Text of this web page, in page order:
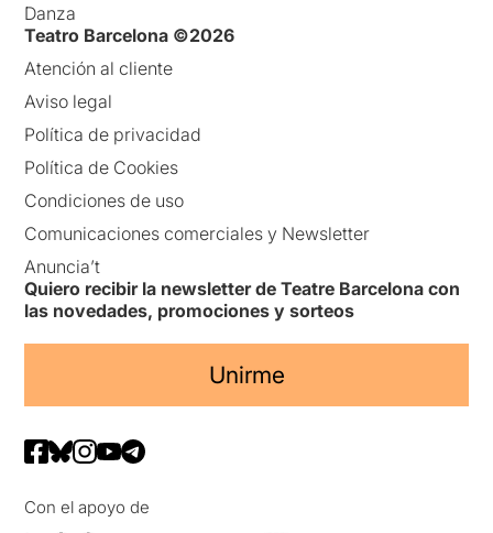
Danza
Teatro Barcelona ©2026
Atención al cliente
Aviso legal
Política de privacidad
Política de Cookies
Condiciones de uso
Comunicaciones comerciales y Newsletter
Anuncia’t
Quiero recibir la newsletter de Teatre Barcelona con
las novedades, promociones y sorteos
Unirme
Con el apoyo de